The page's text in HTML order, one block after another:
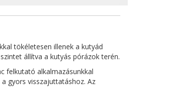
tökéletesen illenek a kutyád
állítva a kutyás pórázok terén.
felkutató alkalmazásunkkal
gyors visszajuttatáshoz. Az